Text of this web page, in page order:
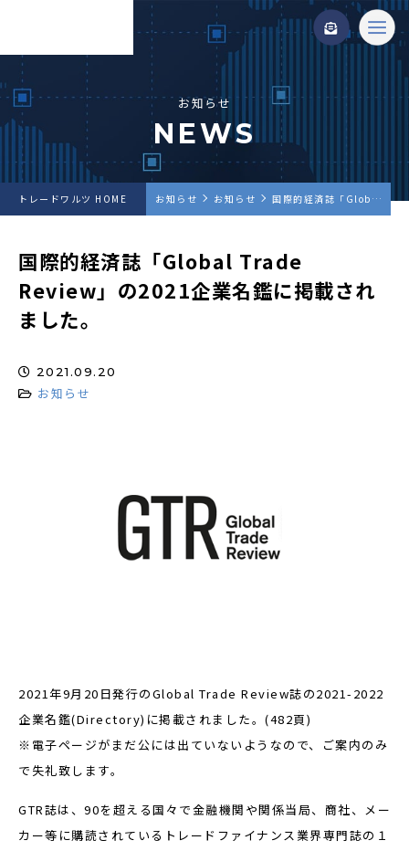
お知らせ
NEWS
トレードワルツ HOME お知らせ お知らせ 国際的経済誌「Global Trade Review」の2021企業名鑑に掲載されました。
国際的経済誌「Global Trade
Review」の2021企業名鑑に掲載され
ました。
2021.09.20
お知らせ
2021年9月20日発行のGlobal Trade Review誌の2021-2022
企業名鑑(Directory)に掲載されました。(482頁)
※電子ページがまだ公には出ていないようなので、ご案内のみ
で失礼致します。
GTR誌は、90を超える国々で金融機関や関係当局、商社、メー
カー等に購読されているトレードファイナンス業界専門誌の１